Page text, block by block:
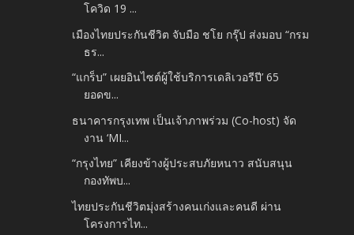
โควิด 19 ...
เมืองไทยประกันชีวิต จับมือ ชโย กรุ๊ป ส่งมอบ “กรม
ธร...
“แกร็บ” เผยอินไซต์ผู้ใช้บริการเดลิเวอรีปี’ 65
ยอดข...
ธนาคารกรุงเทพ เป็นเจ้าภาพร่วม (Co-host) จัด
งาน ‘MI...
“กรุงไทย” เคียงข้างผู้ประสบภัยหนาว สนับสนุน
กองทัพบ...
ไทยประกันชีวิตมุ่งสร้างคนเก่งและคนดี ผ่าน
โครงการไท...